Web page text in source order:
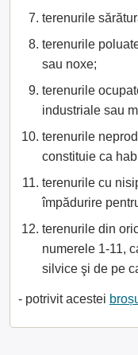
terenurile
terenurile
sau noxe;
terenurile
industriale sau
terenurile
constituie ca
terenurile cu
împădurire
terenurile din
numerele 1-11,
silvice şi de pe
- potrivit acestei